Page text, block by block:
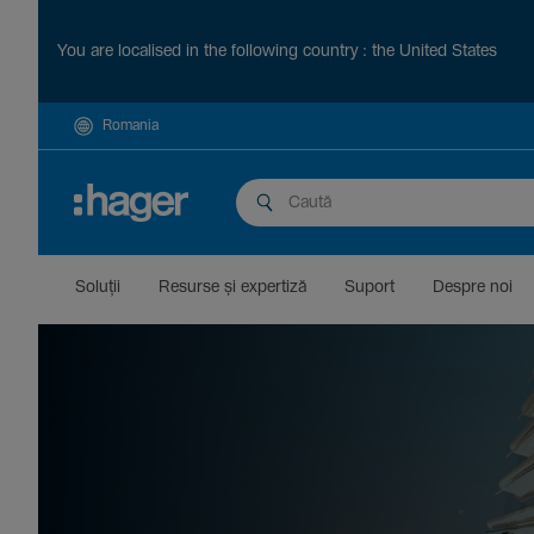
You are localised in the following country : the United States
Romania
Soluții Resurse și exper­tiză Suport Despre noi